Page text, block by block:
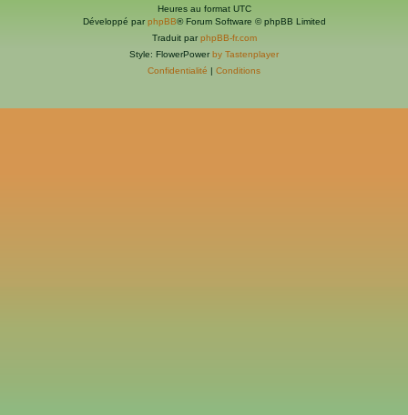
Heures au format UTC
Développé par phpBB® Forum Software © phpBB Limited
Traduit par phpBB-fr.com
Style: FlowerPower by Tastenplayer
Confidentialité | Conditions